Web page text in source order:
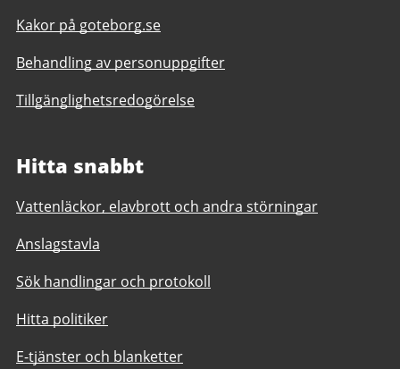
Kakor på goteborg.se
Behandling av personuppgifter
Tillgänglighetsredogörelse
Hitta snabbt
Vattenläckor, elavbrott och andra störningar
Anslagstavla
Sök handlingar och protokoll
Hitta politiker
E-tjänster och blanketter